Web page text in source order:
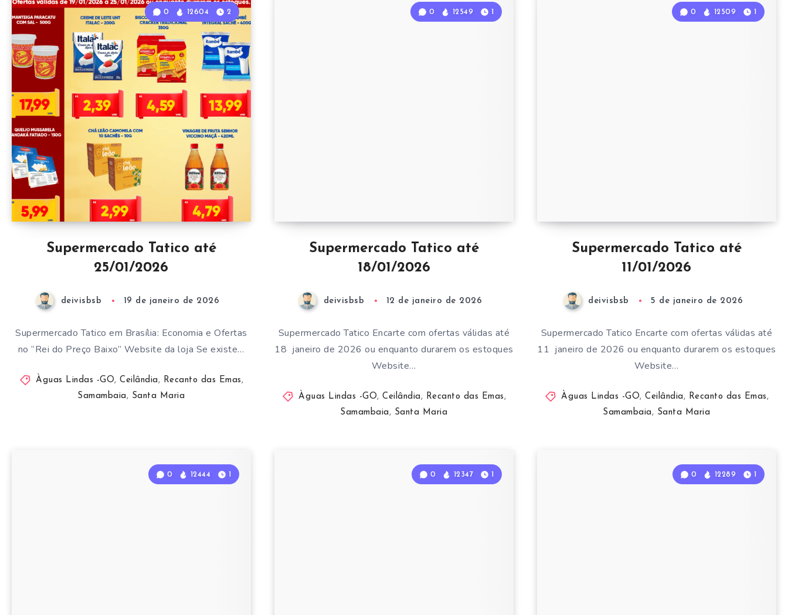
Supermercado Tatico até
25/01/2026
0 12604 2
deivisbsb 19 de janeiro de 2026
Supermercado Tatico em Brasília: Economia e Ofertas
no “Rei do Preço Baixo” Website da loja Se existe…
Àguas Lindas -GO,Ceilândia, Recanto das Emas,
Samambaia, Santa Maria
Supermercado Tatico até
18/01/2026
0 12549 1
deivisbsb 12 de janeiro de 2026
Supermercado Tatico Encarte com ofertas válidas até
18 janeiro de 2026 ou enquanto durarem os estoques
Website…
Àguas Lindas -GO,Ceilândia, Recanto das Emas,
Samambaia, Santa Maria
Supermercado Tatico até
11/01/2026
0 12509 1
deivisbsb 5 de janeiro de 2026
Supermercado Tatico Encarte com ofertas válidas até
11 janeiro de 2026 ou enquanto durarem os estoques
Website…
Àguas Lindas -GO,Ceilândia, Recanto das Emas,
Samambaia, Santa Maria
0 12444 1 0 12347 1 0 12289 1